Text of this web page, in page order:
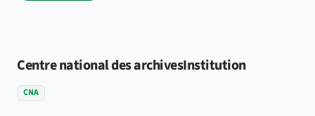
Centre national des archivesInstitution
CNA